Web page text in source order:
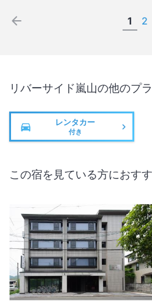
1 2
リバーサイド嵐山の他のプ
レンタカー
付き
この宿を見ている方におす